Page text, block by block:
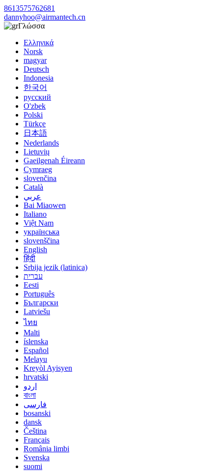
8613575762681
dannyhoo@airmantech.cn
Γλώσσα
Ελληνικά
Norsk
magyar
Deutsch
Indonesia
한국어
русский
O'zbek
Polski
Türkçe
日本語
Nederlands
Lietuvių
Gaeilgenah Éireann
Cymraeg
slovenčina
Català
عربي
Bai Miaowen
Italiano
Việt Nam
українська
slovenščina
English
हिंदी
Srbija jezik (latinica)
עברית
Eesti
Português
Български
Latviešu
ไทย
Malti
íslenska
Español
Melayu
Kreyòl Ayisyen
hrvatski
اردو
বাংলা
فارسی
bosanski
dansk
Čeština
Français
România limbi
Svenska
suomi